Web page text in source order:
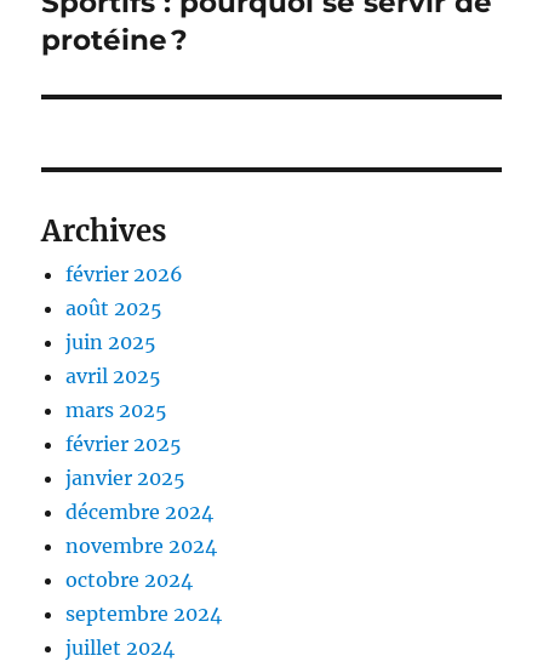
suivante :
protéine ?
Archives
février 2026
août 2025
juin 2025
avril 2025
mars 2025
février 2025
janvier 2025
décembre 2024
novembre 2024
octobre 2024
septembre 2024
juillet 2024